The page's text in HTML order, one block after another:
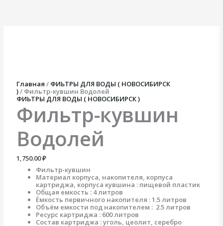
Главная / ФИЬТРЫ ДЛЯ ВОДЫ ( НОВОСИБИРСК
)/ Фильтр-кувшин Водолей
ФИЬТРЫ ДЛЯ ВОДЫ ( НОВОСИБИРСК )
Фильтр-кувшин
Водолей
1,750.00₽
Фильтр-кувшин
Материал корпуса, накопителя, корпуса
картриджа, корпуса кувшина : пищевой пластик
Общая емкость : 4 литров
Ёмкость первичного накопителя : 1.5 литров
Объём емкости под накопителем : 2.5 литров
Ресурс картриджа : 600 литров
Состав картриджа : уголь, цеолит, серебро